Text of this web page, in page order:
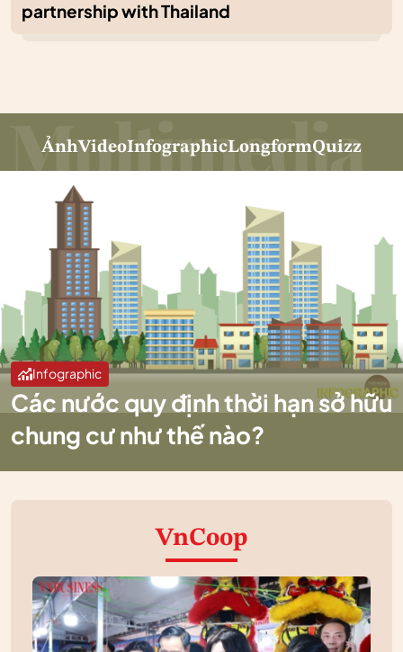
partnership with Thailand
ẢnhVideoInfographicLongformQuizz
Infographic
Các nước quy định thời hạn sở hữu
chung cư như thế nào?
VnCoop